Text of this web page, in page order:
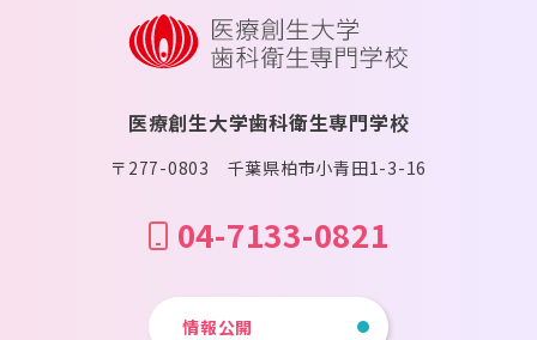
医療創生大学歯科衛生専門学校
〒277-0803 千葉県柏市小青田1-3-16
04-7133-0821
情報公開